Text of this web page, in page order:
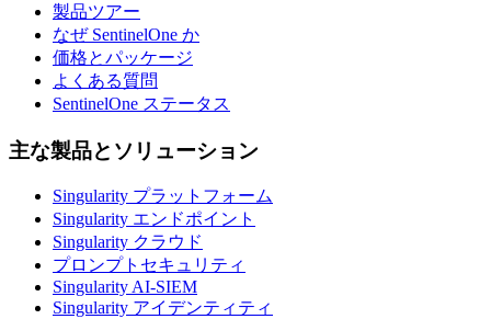
製品ツアー
なぜ SentinelOne か
価格とパッケージ
よくある質問
SentinelOne ステータス
主な製品とソリューション
Singularity プラットフォーム
Singularity エンドポイント
Singularity クラウド
プロンプトセキュリティ
Singularity AI-SIEM
Singularity アイデンティティ